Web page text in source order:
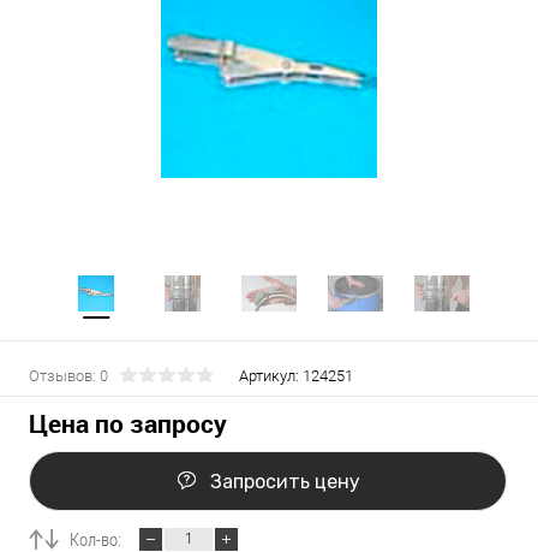
Отзывов: 0 Артикул: 124251
Цена по запросу
Запросить цену
Кол-во: